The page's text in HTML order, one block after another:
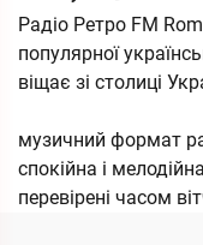
Радіо Ретро FM
популярної
віщає зі столиці
музичний формат
спокійна і
перевірені часом